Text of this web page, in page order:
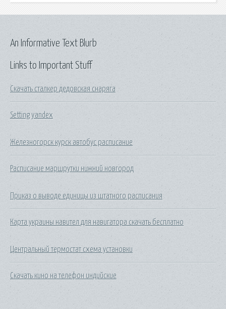
Links to Important Stuff
Скачать сталкер дедовская снаряга
Setting yandex
Железногорск курск автобус расписание
Расписание маршрутки нижний новгород
Приказ о выводе единицы из штатного расписания
Карта украины навител для навигатора скачать бесплатно
Центральный термостат схема установки
Скачать кино на телефон индийские
An Informative Text Blurb